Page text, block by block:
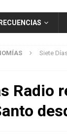
Siete
Radio